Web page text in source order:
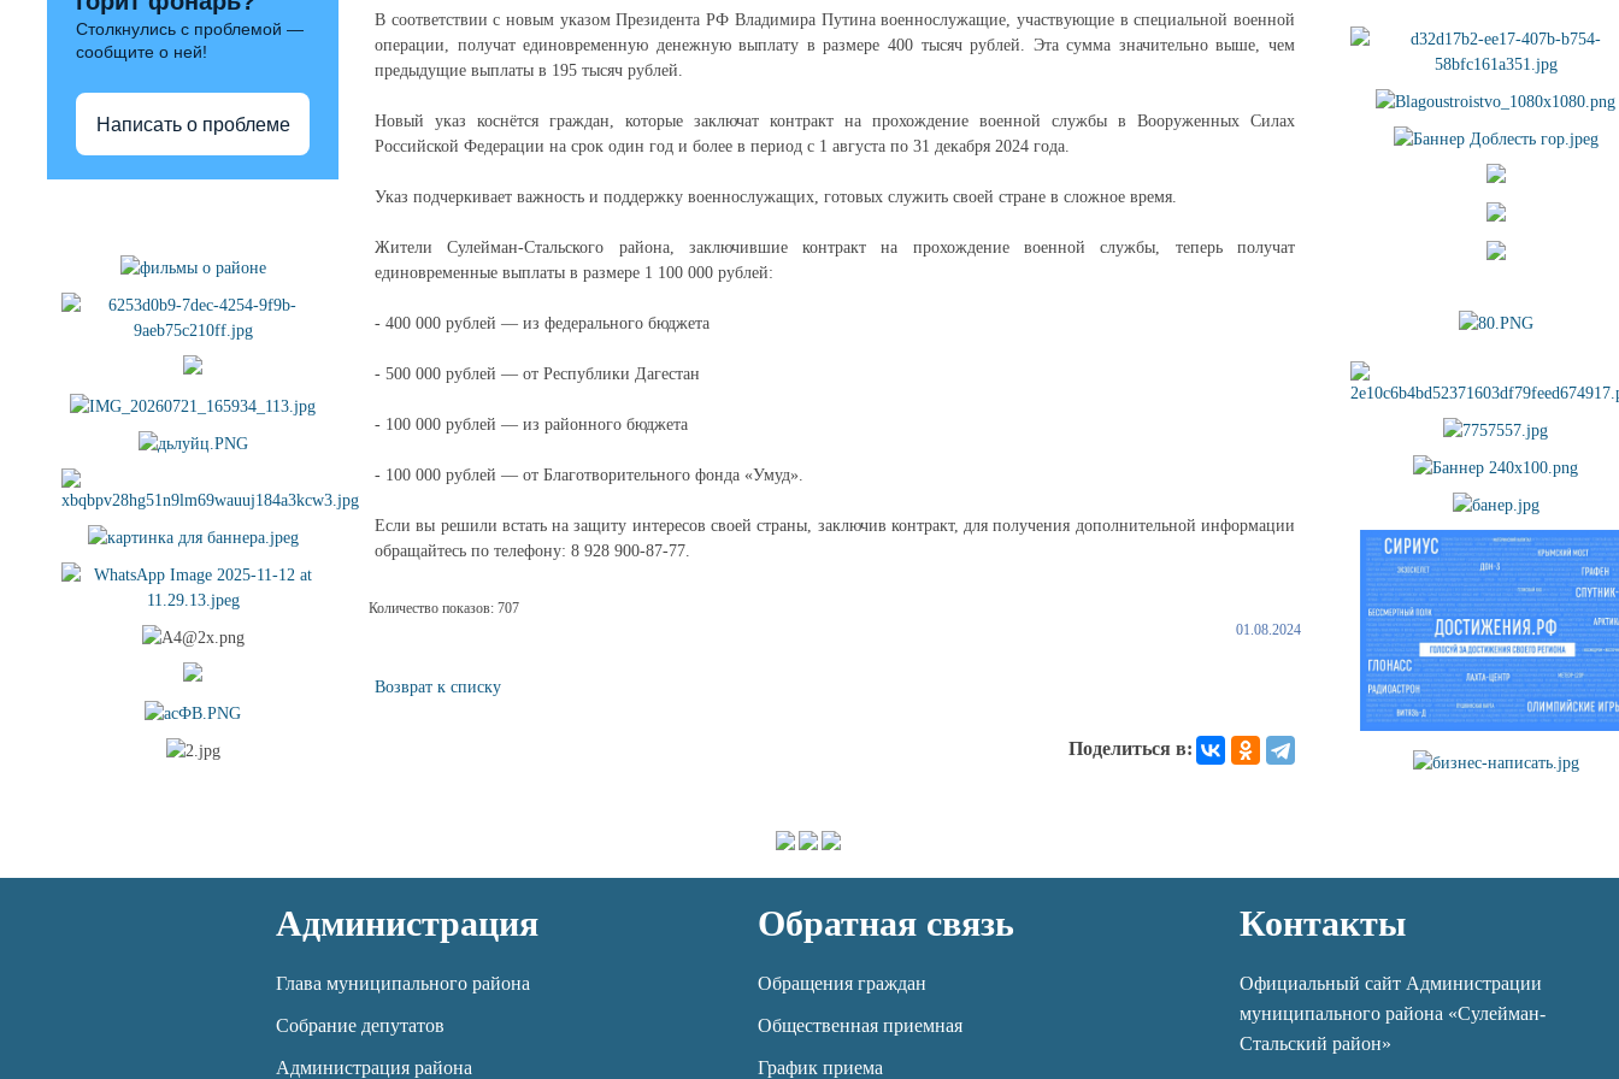
Столкнулись с проблемой —
сообщите о ней!
Написать о проблеме
В соответствии с новым указом Президента РФ Владимира Путина военнослужащие, участвующие в специальной военной
операции, получат единовременную денежную выплату в размере 400 тысяч рублей. Эта сумма значительно выше, чем
предыдущие выплаты в 195 тысяч рублей.
Новый указ коснётся граждан, которые заключат контракт на прохождение военной службы в Вооруженных Силах
Российской Федерации на срок один год и более в период с 1 августа по 31 декабря 2024 года.
Указ подчеркивает важность и поддержку военнослужащих, готовых служить своей стране в сложное время.
Жители Сулейман-Стальского района, заключившие контракт на прохождение военной службы, теперь получат
единовременные выплаты в размере 1 100 000 рублей:
- 400 000 рублей — из федерального бюджета
- 500 000 рублей — от Республики Дагестан
- 100 000 рублей — из районного бюджета
- 100 000 рублей — от Благотворительного фонда «Умуд».
Если вы решили встать на защиту интересов своей страны, заключив контракт, для получения дополнительной информации
обращайтесь по телефону: 8 928 900-87-77.
Количество показов: 707
01.08.2024
Возврат к списку
Поделиться в:
Администрация
Глава муниципального района
Собрание депутатов
Администрация района
Обратная связь
Обращения граждан
Общественная приемная
График приема
Контакты
Официальный сайт Администрации
муниципального района «Сулейман-
Стальский район»